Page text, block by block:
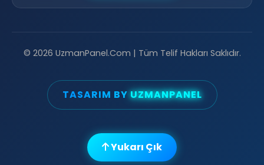
🔥
© 2026 UzmanPanel.Com | Tüm Telif Hakları Saklıdır.
TASARIM BYUZMANPANEL
Yukarı Çık